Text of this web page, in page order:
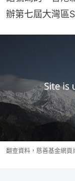
辦第七屆大灣區
翻查資料，慈善基金網頁